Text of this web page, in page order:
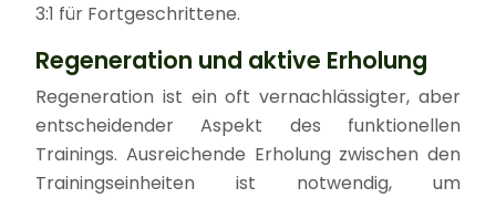
3:1 für Fortgeschrittene.
Regeneration und aktive Erholung
Regeneration ist ein oft vernachlässigter, aber
entscheidender Aspekt des funktionellen
Trainings. Ausreichende Erholung zwischen den
Trainingseinheiten ist notwendig, um